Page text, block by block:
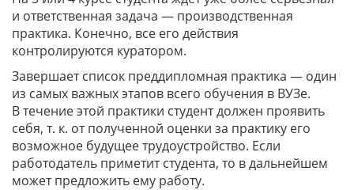
и ответственная задача — производственная
практика. Конечно, все его действия
контролируются куратором.
Завершает список преддипломная практика — один
из самых важных этапов всего обучения в ВУЗе.
В течение этой практики студент должен проявить
себя, т. к. от полученной оценки за практику его
возможное будущее трудоустройство. Если
работодатель приметит студента, то в дальнейшем
может предложить ему работу.